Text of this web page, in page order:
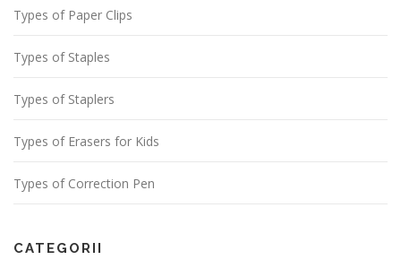
Types of Paper Clips
Types of Staples
Types of Staplers
Types of Erasers for Kids
Types of Correction Pen
CATEGORII